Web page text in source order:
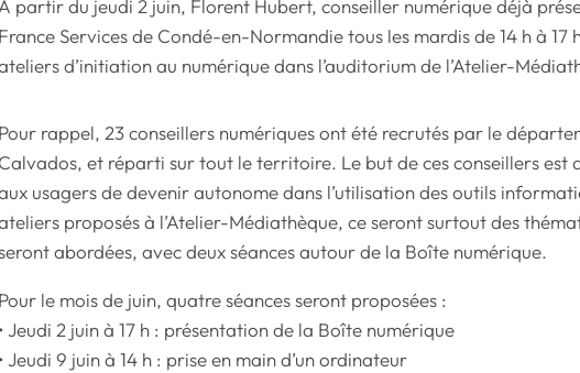
A partir du jeudi 2 juin, Florent Hubert, conseiller numérique déjà
France Services de Condé-en-Normandie tous les mardis de 14 h à 17
d’initiation au numérique dans l’auditorium de l’Atelier-
Pour rappel, 23 conseillers numériques ont été recrutés par le
Calvados, et réparti sur tout le territoire. Le but de ces conseillers est
usagers de devenir autonome dans l’utilisation des outils
proposés à l’Atelier-Médiathèque, ce seront surtout des
abordées, avec deux séances autour de la Boîte numérique.
Pour le mois de juin, quatre séances seront proposées :
• Jeudi 2 juin à 17 h : présentation de la Boîte numérique
• Jeudi 9 juin à 14 h : prise en main d’un ordinateur